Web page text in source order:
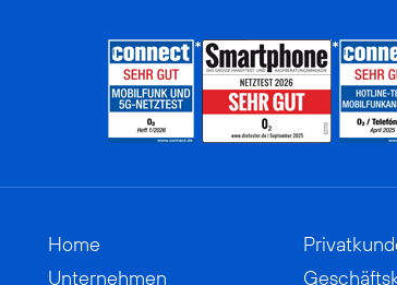
Home
Unternehmen